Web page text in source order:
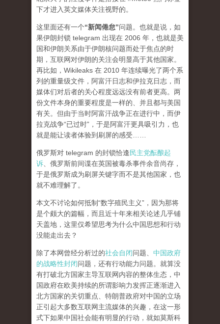
下才进入英文媒体关注视野的。
这里面还有一个“新闻倦怠”问题。也就是说，如
果伊朗封锁 telegram 出现在 2006 年，也就是美
国和伊朗关系由于伊朗核问题而处于焦点的时
期，互联网对伊朗的关注会明显高于其他国家。
再比如，Wikileaks 在 2010 年连续曝光了两个系
列的重量级文件，阿富汗日志和伊拉克日志，而
媒体们对后者的关心程度远远没有前者更高。两
份文件本身的重要程度是一样的、并且都与美国
有关。但由于当时阿富汗战争正在进行中，而伊
拉克战争“已过时”，于是阿富汗更具吸引力，也
就是能让读者体验到刷屏的感受……
俄罗斯对 telegram 的封锁恰逢民主党酝酿起
诉 、俄罗斯前间谍在英国被毒杀事件余音尚存，
于是俄罗斯成为刷屏关键字而不是其他国家，也
就不难理解了。
本文不讨论如何抵制“数字殖民主义”，因为那将
是个颇大的篇幅，而且近十年来相关论述几乎铺
天盖地，这里仅希望思考为什么中国思想和行动
没能走出去？
除了本网曾经分析过的社会自闭问题、 中国政府
的战略性封闭问题，还有行动能力问题。就算没
有打破北方国家主导互联网内容的整体生态，中
国政府在欧美持续的所谓影响力发挥正逐渐进入
北方国家的关切重点、特朗普政府对中国的立场
正引起大多数互联网主流媒体的兴趣，在这一形
式下如果中国社会能有明显的行动，就如莫斯科